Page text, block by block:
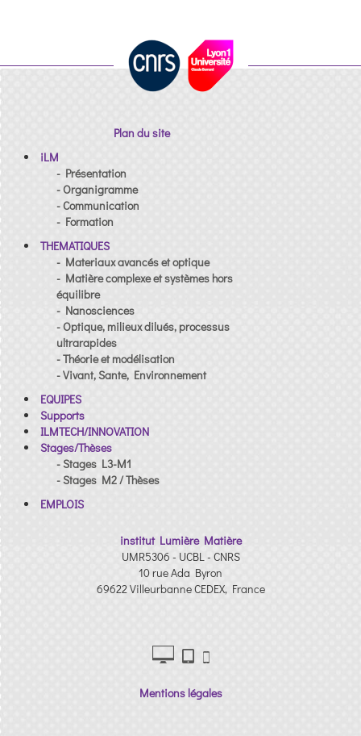
Plan du site
iLM
- Présentation
- Organigramme
- Communication
- Formation
THEMATIQUES
- Materiaux avancés et optique
- Matière complexe et systèmes hors
équilibre
- Nanosciences
- Optique, milieux dilués, processus
ultrarapides
- Théorie et modélisation
- Vivant, Sante, Environnement
EQUIPES
Supports
ILMTECH/INNOVATION
Stages/Thèses
- Stages L3-M1
- Stages M2 / Thèses
EMPLOIS
institut Lumière Matière
UMR5306 - UCBL - CNRS
10 rue Ada Byron
69622 Villeurbanne CEDEX, France
Mentions légales